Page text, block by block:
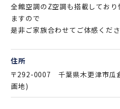
全館空調のZ空調も搭載してお
ますので
是非ご家族合わせてご体感くださ
住所
〒292-0007 千葉県木更津市瓜
画地)